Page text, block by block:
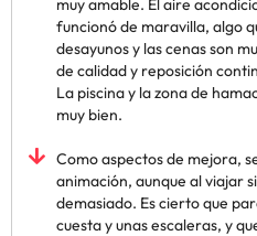
muy amable. El aire
funcionó de maravilla, algo
desayunos y las cenas son
de calidad y reposición
La piscina y la zona de
muy bien.
Como aspectos de mejora,
animación, aunque al viajar
demasiado. Es cierto que
cuesta y unas escaleras, y